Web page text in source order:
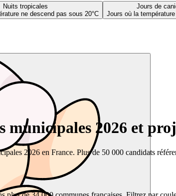
Nuits tropicales
ne descend pas sous 20°C
Jours de
Jours où la
2026 et
2026 en France. Plus de 50 000 candidats